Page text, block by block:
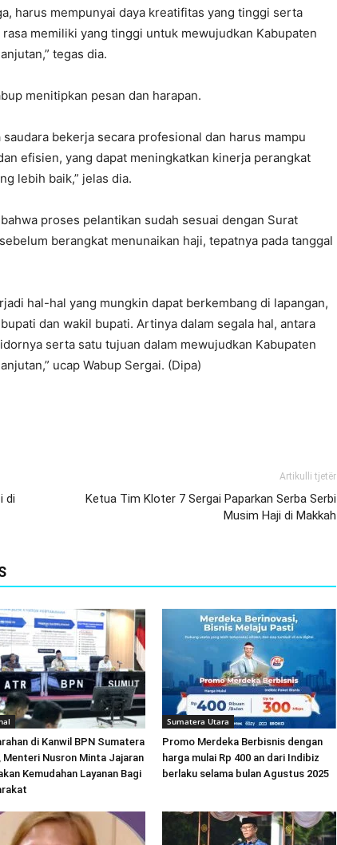
harus mempunyai daya kreatifitas yang tinggi serta
memiliki yang tinggi untuk mewujudkan Kabupaten
tegas dia.
menitipkan pesan dan harapan.
bekerja secara profesional dan harus mampu
efisien, yang dapat meningkatkan kinerja perangkat
lebih baik,” jelas dia.
proses pelantikan sudah sesuai dengan Surat
berangkat menunaikan haji, tepatnya pada tanggal
hal-hal yang mungkin dapat berkembang di lapangan,
dan wakil bupati. Artinya dalam segala hal, antara
serta satu tujuan dalam mewujudkan Kabupaten
ucap Wabup Sergai. (Dipa)
di
Artikulli tjetër
Ketua Tim Kloter 7 Sergai Paparkan Serba Serbi
Musim Haji di Makkah
di Kanwil BPN Sumatera
Menteri Nusron Minta Jajaran
Kemudahan Layanan Bagi
Sumatera Utara
Promo Merdeka Berbisnis dengan
harga mulai Rp 400 an dari Indibiz
berlaku selama bulan Agustus 2025